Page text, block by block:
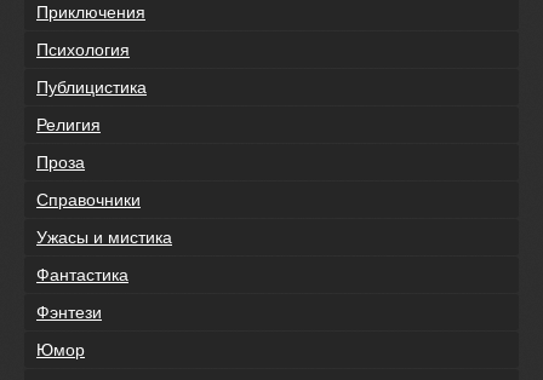
Приключения
Психология
Публицистика
Религия
Проза
Справочники
Ужасы и мистика
Фантастика
Фэнтези
Юмор